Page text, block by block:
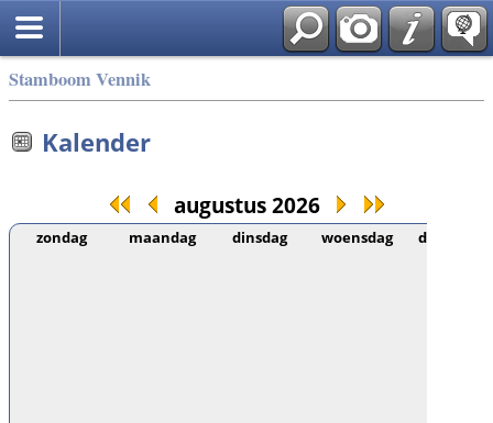
Stamboom Vennik
Kalender
augustus 2026
zondag maandag dinsdag woensdag